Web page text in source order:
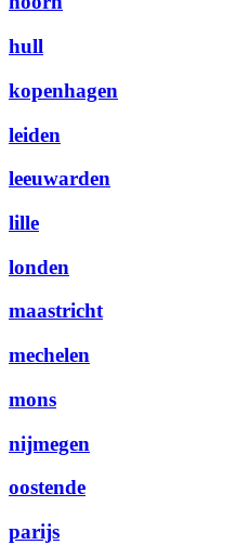
hull
kopenhagen
leiden
leeuwarden
lille
londen
maastricht
mechelen
mons
nijmegen
oostende
parijs